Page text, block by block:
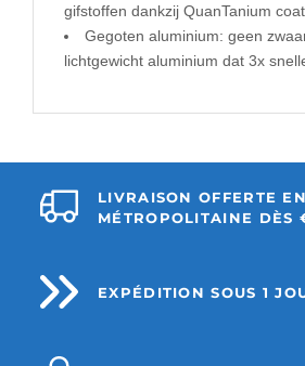
gifstoffen dankzij QuanTanium
Gegoten aluminium: geen
lichtgewicht aluminium dat 3x
LIVRAISON OFFERTE
MÉTROPOLITAINE DÈS
EXPÉDITION SOUS 1